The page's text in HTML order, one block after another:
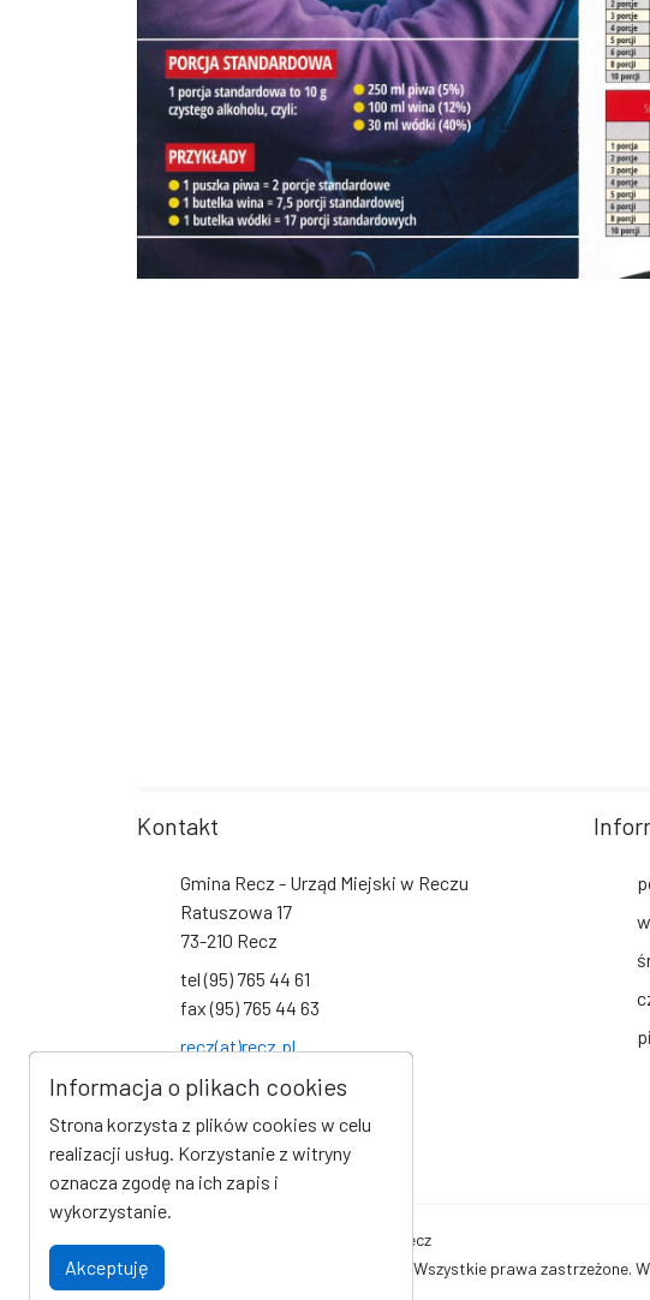
Kontakt
Gmina Recz - Urząd Miejski w Reczu
Ratuszowa 17
73-210 Recz
tel (95) 765 44 61
fax (95) 765 44 63
recz(at)recz.pl
Social Media
Link do profilu na Facebook
Link do kanału na YouTube
Oficjalna strona internetowa Gminy Recz
© Gmina Recz - Urząd Miejski w Reczu. Wszystkie prawa zastrzeżone.
Informacja o plikach cookies
Strona korzysta z plików cookies w celu
realizacji usług. Korzystanie z witryny
oznacza zgodę na ich zapis i
wykorzystanie.
Akceptuję